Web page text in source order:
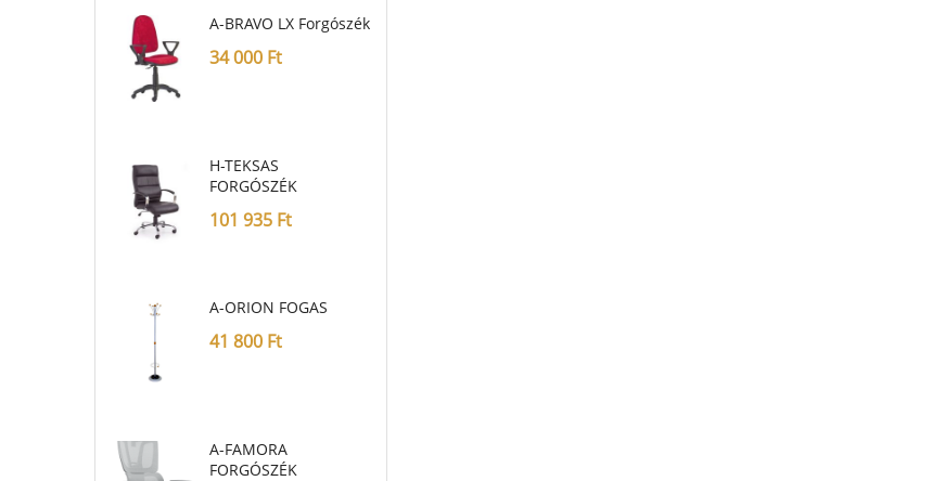
A-BRAVO LX Forgószék
34 000 Ft
H-TEKSAS
FORGÓSZÉK
101 935 Ft
A-ORION FOGAS
41 800 Ft
A-FAMORA
FORGÓSZÉK